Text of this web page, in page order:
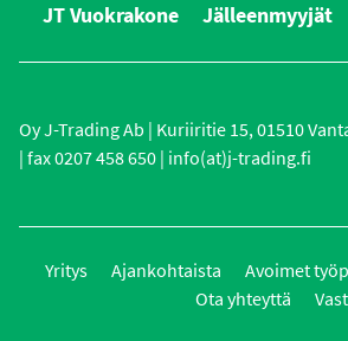
JT Vuokrakone
Jälleenmyyjät
Oy J-Trading Ab | Kuriiritie 15, 01510
| fax 0207 458 650 | info(at)j-trading.fi
Yritys Ajankohtaista Avoimet
Ota yhteyttä